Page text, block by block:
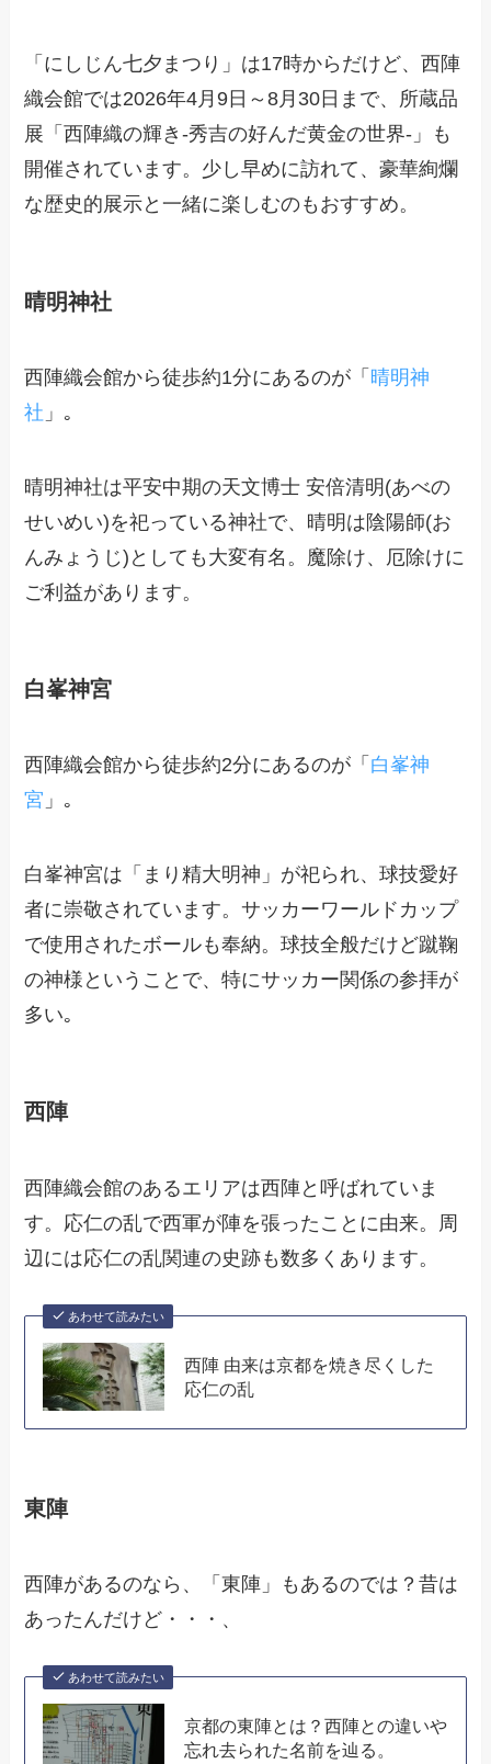
「にしじん七夕まつり」は17時からだけど、西陣
織会館では2026年4月9日～8月30日まで、所蔵品
展「西陣織の輝き-秀吉の好んだ黄金の世界-」も
開催されています。少し早めに訪れて、豪華絢爛
な歴史的展示と一緒に楽しむのもおすすめ。
晴明神社
西陣織会館から徒歩約1分にあるのが「 晴明神
社 」｡
晴明神社は平安中期の天文博士 安倍清明(あべの
せいめい)を祀っている神社で、晴明は陰陽師(お
んみょうじ)としても大変有名。魔除け、厄除けに
ご利益があります。
白峯神宮
西陣織会館から徒歩約2分にあるのが「 白峯神
宮 」｡
白峯神宮は「まり精大明神」が祀られ、球技愛好
者に崇敬されています。サッカーワールドカップ
で使用されたボールも奉納。球技全般だけど蹴鞠
の神様ということで、特にサッカー関係の参拝が
多い｡
西陣
西陣織会館のあるエリアは西陣と呼ばれていま
す。応仁の乱で西軍が陣を張ったことに由来。周
辺には応仁の乱関連の史跡も数多くあります。
あわせて読みたい
西陣 由来は京都を焼き尽くした
応仁の乱
東陣
西陣があるのなら、「東陣」もあるのでは？昔は
あったんだけど・・・、
あわせて読みたい
京都の東陣とは？西陣との違いや
忘れ去られた名前を辿る。